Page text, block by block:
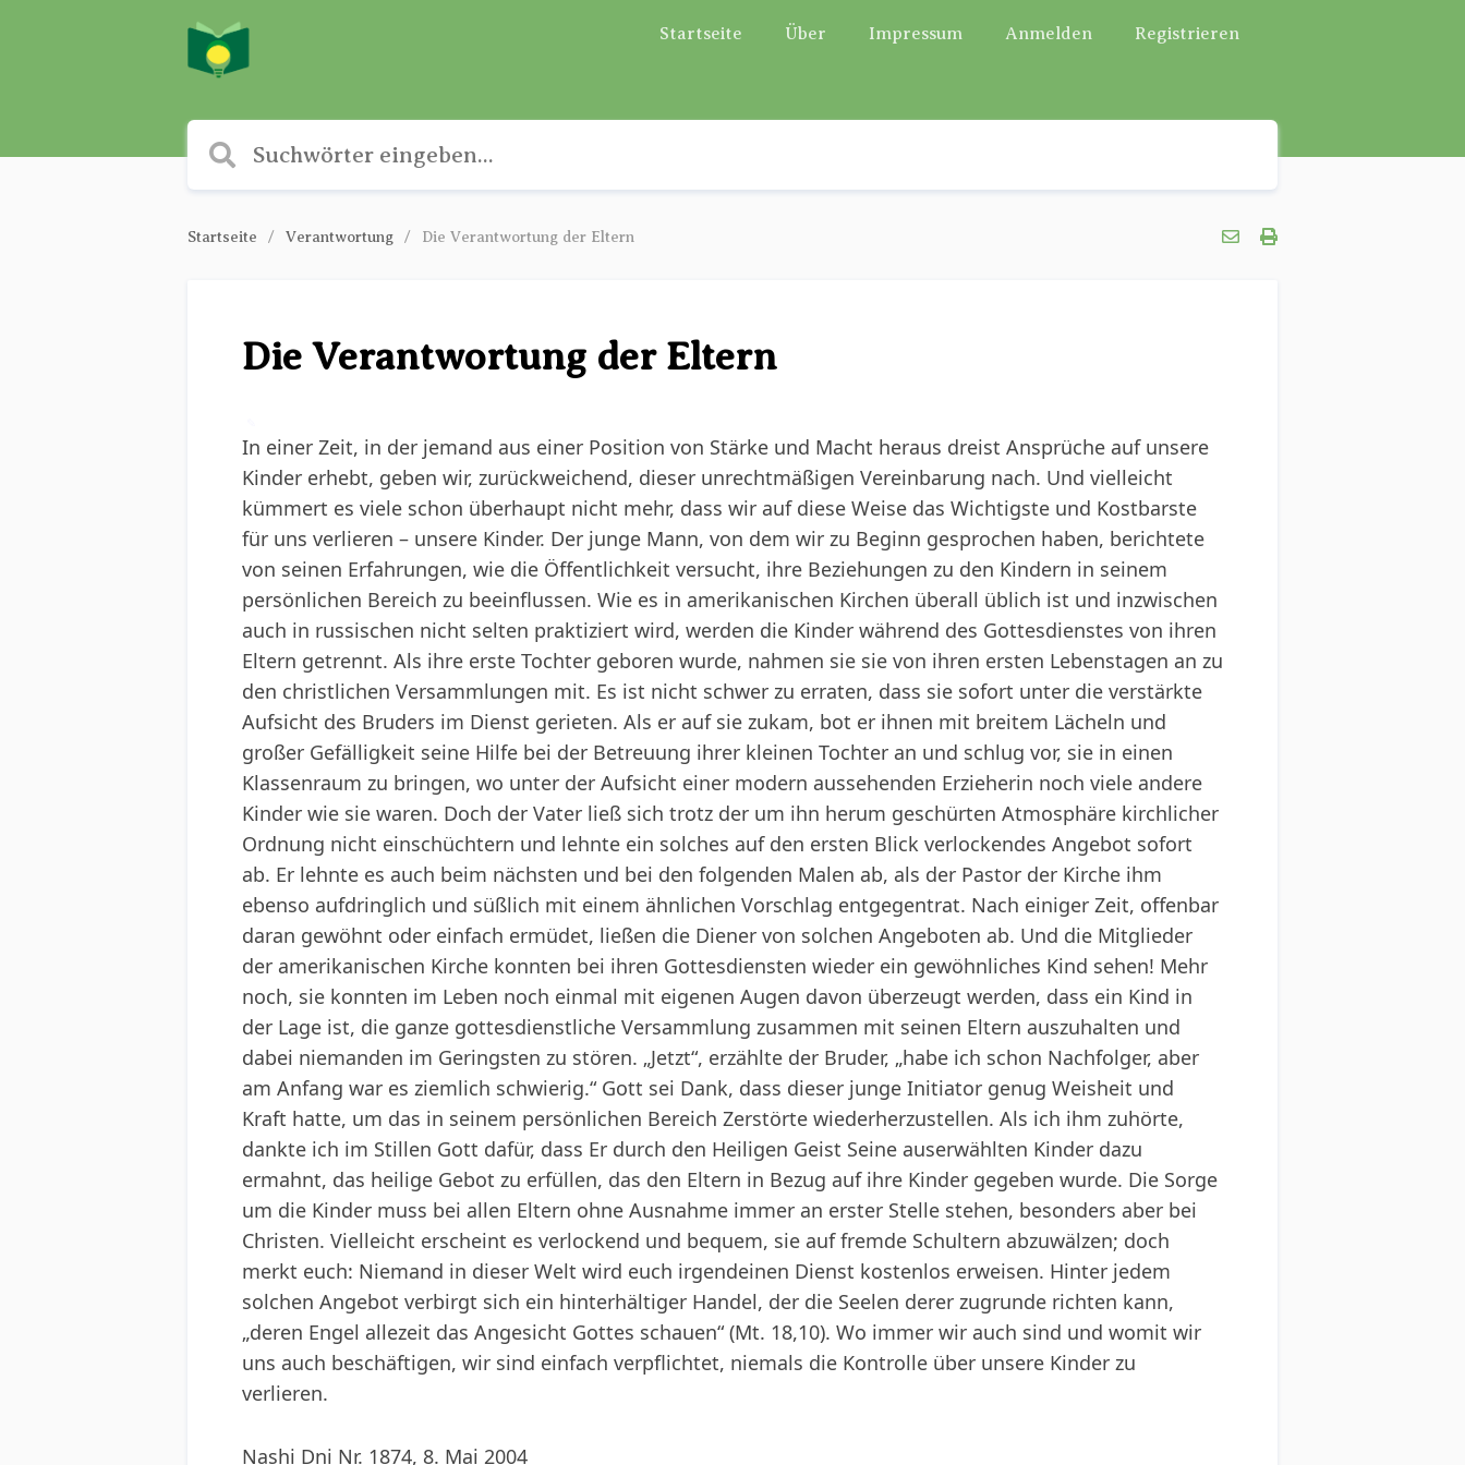
Startseite Über Impressum Anmelden Registrieren
Startseite Verantwortung Die Verantwortung der Eltern
Die Verantwortung der Eltern
In einer Zeit, in der jemand aus einer Position von Stärke und Macht heraus dreist Ansprüche auf unsere
Kinder erhebt, geben wir, zurückweichend, dieser unrechtmäßigen Vereinbarung nach. Und vielleicht
kümmert es viele schon überhaupt nicht mehr, dass wir auf diese Weise das Wichtigste und Kostbarste
für uns verlieren – unsere Kinder. Der junge Mann, von dem wir zu Beginn gesprochen haben, berichtete
von seinen Erfahrungen, wie die Öffentlichkeit versucht, ihre Beziehungen zu den Kindern in seinem
persönlichen Bereich zu beeinflussen. Wie es in amerikanischen Kirchen überall üblich ist und inzwischen
auch in russischen nicht selten praktiziert wird, werden die Kinder während des Gottesdienstes von ihren
Eltern getrennt. Als ihre erste Tochter geboren wurde, nahmen sie sie von ihren ersten Lebenstagen an zu
den christlichen Versammlungen mit. Es ist nicht schwer zu erraten, dass sie sofort unter die verstärkte
Aufsicht des Bruders im Dienst gerieten. Als er auf sie zukam, bot er ihnen mit breitem Lächeln und
großer Gefälligkeit seine Hilfe bei der Betreuung ihrer kleinen Tochter an und schlug vor, sie in einen
Klassenraum zu bringen, wo unter der Aufsicht einer modern aussehenden Erzieherin noch viele andere
Kinder wie sie waren. Doch der Vater ließ sich trotz der um ihn herum geschürten Atmosphäre kirchlicher
Ordnung nicht einschüchtern und lehnte ein solches auf den ersten Blick verlockendes Angebot sofort
ab. Er lehnte es auch beim nächsten und bei den folgenden Malen ab, als der Pastor der Kirche ihm
ebenso aufdringlich und süßlich mit einem ähnlichen Vorschlag entgegentrat. Nach einiger Zeit, offenbar
daran gewöhnt oder einfach ermüdet, ließen die Diener von solchen Angeboten ab. Und die Mitglieder
der amerikanischen Kirche konnten bei ihren Gottesdiensten wieder ein gewöhnliches Kind sehen! Mehr
noch, sie konnten im Leben noch einmal mit eigenen Augen davon überzeugt werden, dass ein Kind in
der Lage ist, die ganze gottesdienstliche Versammlung zusammen mit seinen Eltern auszuhalten und
dabei niemanden im Geringsten zu stören. „Jetzt“, erzählte der Bruder, „habe ich schon Nachfolger, aber
am Anfang war es ziemlich schwierig.“ Gott sei Dank, dass dieser junge Initiator genug Weisheit und
Kraft hatte, um das in seinem persönlichen Bereich Zerstörte wiederherzustellen. Als ich ihm zuhörte,
dankte ich im Stillen Gott dafür, dass Er durch den Heiligen Geist Seine auserwählten Kinder dazu
ermahnt, das heilige Gebot zu erfüllen, das den Eltern in Bezug auf ihre Kinder gegeben wurde. Die Sorge
um die Kinder muss bei allen Eltern ohne Ausnahme immer an erster Stelle stehen, besonders aber bei
Christen. Vielleicht erscheint es verlockend und bequem, sie auf fremde Schultern abzuwälzen; doch
merkt euch: Niemand in dieser Welt wird euch irgendeinen Dienst kostenlos erweisen. Hinter jedem
solchen Angebot verbirgt sich ein hinterhältiger Handel, der die Seelen derer zugrunde richten kann,
„deren Engel allezeit das Angesicht Gottes schauen“ (Mt. 18,10). Wo immer wir auch sind und womit wir
uns auch beschäftigen, wir sind einfach verpflichtet, niemals die Kontrolle über unsere Kinder zu
verlieren.
Nashi Dni Nr. 1874, 8. Mai 2004